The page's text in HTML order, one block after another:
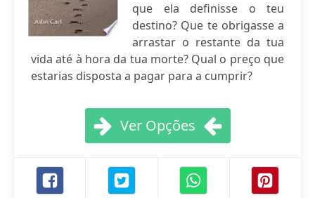
que ela definisse o teu
destino? Que te obrigasse a
arrastar o restante da tua
vida até à hora da tua morte? Qual o preço que
estarias disposta a pagar para a cumprir?
Ver Opções